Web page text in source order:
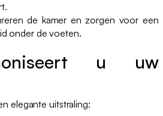
de kamer en zorgen voor een
onder de voeten.
u uw
elegante uitstraling: